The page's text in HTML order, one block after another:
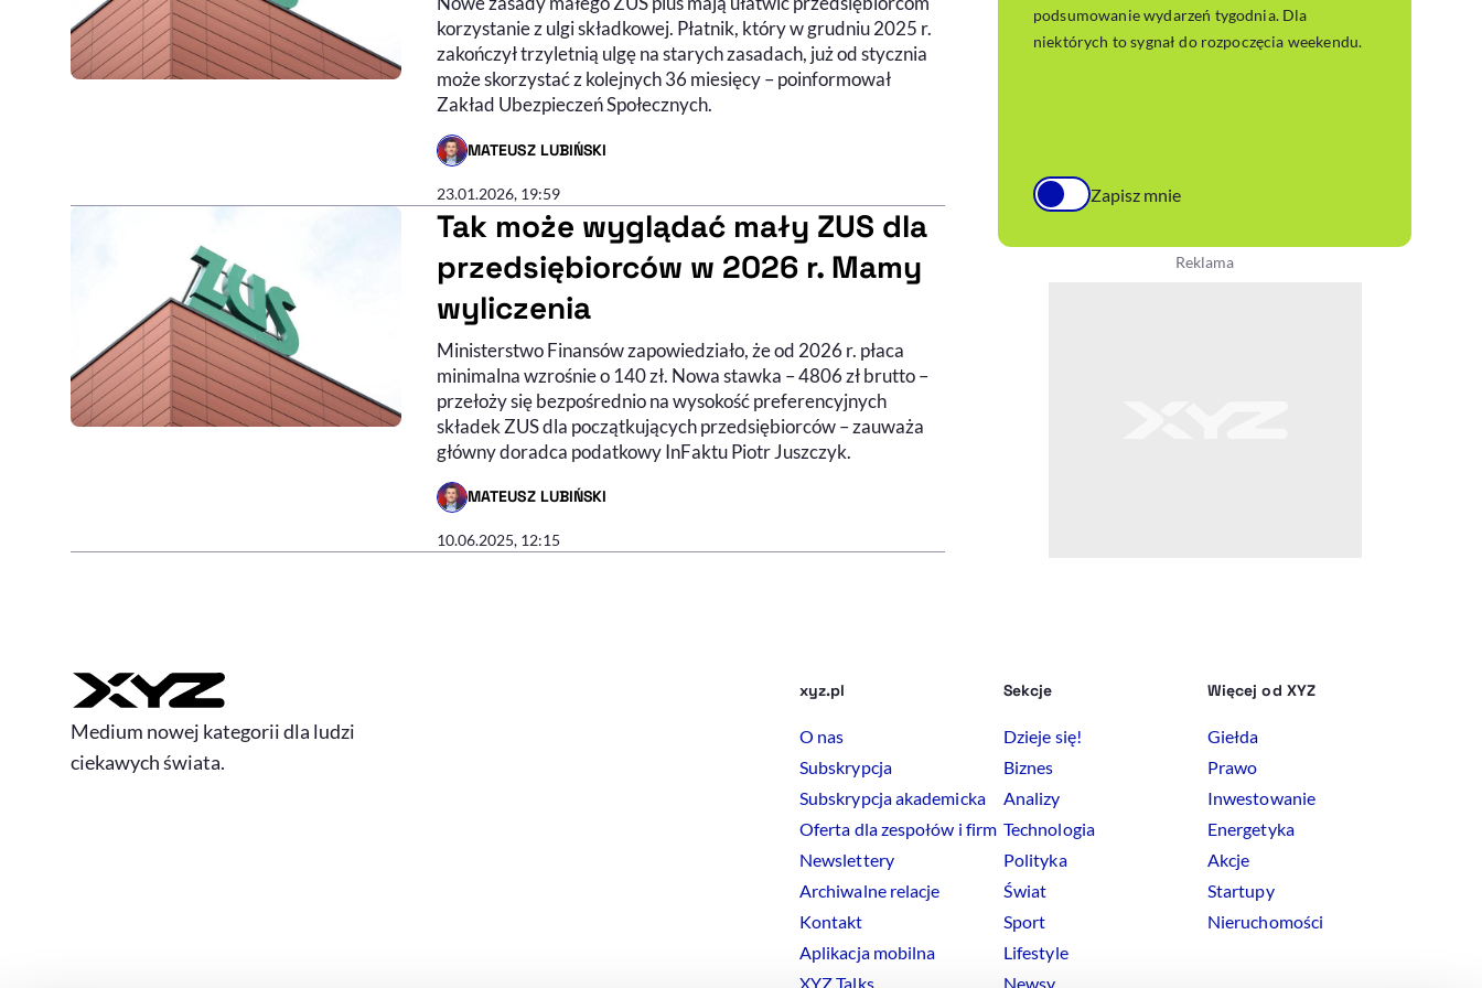
korzystanie z ulgi składkowej. Płatnik, który w grudniu 2025 r.
zakończył trzyletnią ulgę na starych zasadach, już od stycznia
może skorzystać z kolejnych 36 miesięcy – poinformował
Zakład Ubezpieczeń Społecznych.
MATEUSZ LUBIŃSKI
- AUTOR ARTYKUŁU - PROFIL
23.01.2026, 19:59
Tak może wyglądać mały ZUS dla
przedsiębiorców w 2026 r. Mamy
wyliczenia
Ministerstwo Finansów zapowiedziało, że od 2026 r. płaca
minimalna wzrośnie o 140 zł. Nowa stawka – 4806 zł brutto –
przełoży się bezpośrednio na wysokość preferencyjnych
składek ZUS dla początkujących przedsiębiorców – zauważa
główny doradca podatkowy InFaktu Piotr Juszczyk.
MATEUSZ LUBIŃSKI
- AUTOR ARTYKUŁU - PROFIL
10.06.2025, 12:15
Medium nowej kategorii dla ludzi
ciekawych świata.
xyz.pl
O nas
Subskrypcja
Subskrypcja akademicka
Oferta dla zespołów i firm
Newslettery
Archiwalne relacje
Kontakt
Aplikacja mobilna
XYZ Talks
Sekcje
Dzieje się!
Biznes
Analizy
Technologia
Polityka
Świat
Sport
Lifestyle
Newsy
Więcej od XYZ
Giełda
Prawo
Inwestowanie
Energetyka
Akcje
Startupy
Nieruchomości